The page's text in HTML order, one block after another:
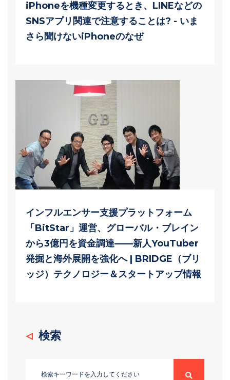
iPhoneを機種変更するとき、LINEなどの
SNSアプリ関連で注意することは? - いま
さら聞けないiPhoneのなぜ
インフルエンサー支援プラットフォーム
「BitStar」運営、グローバル・ブレイン
から3億円を資金調達——新人YouTuber
発掘と海外展開を強化へ | BRIDGE（ブリ
ッジ）テクノロジー＆スタートアップ情報
検索